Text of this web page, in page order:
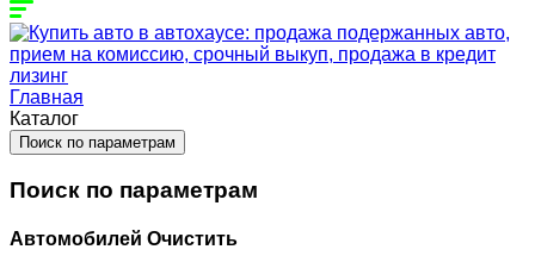
Главная
Каталог
Поиск по параметрам
Поиск по параметрам
Автомобилей Очистить